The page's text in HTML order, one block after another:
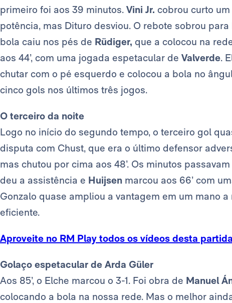
primeiro foi aos 39 minutos. Vini Jr. cobrou curto
potência, mas Dituro desviou. O rebote sobrou para
bola caiu nos pés de Rüdiger, que a colocou na
aos 44’, com uma jogada espetacular de Valverde.
chutar com o pé esquerdo e colocou a bola no
cinco gols nos últimos três jogos.
O terceiro da noite
Logo no início do segundo tempo, o terceiro gol
disputa com Chust, que era o último defensor
mas chutou por cima aos 48’. Os minutos passavam
deu a assistência e Huijsen marcou aos 66’ com
Gonzalo quase ampliou a vantagem em um mano
eficiente.
Aproveite no RM Play todos os vídeos desta partida
Golaço espetacular de Arda Güler
Aos 85’, o Elche marcou o 3-1. Foi obra de Manuel
colocando a bola na nossa rede. Mas o melhor